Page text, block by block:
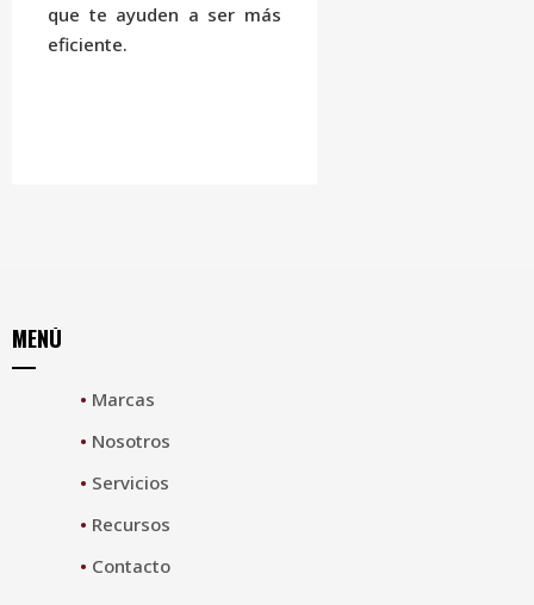
que te ayuden a ser más
eficiente.
MENÚ
• Marcas
• Nosotros
• Servicios
• Recursos
• Contacto